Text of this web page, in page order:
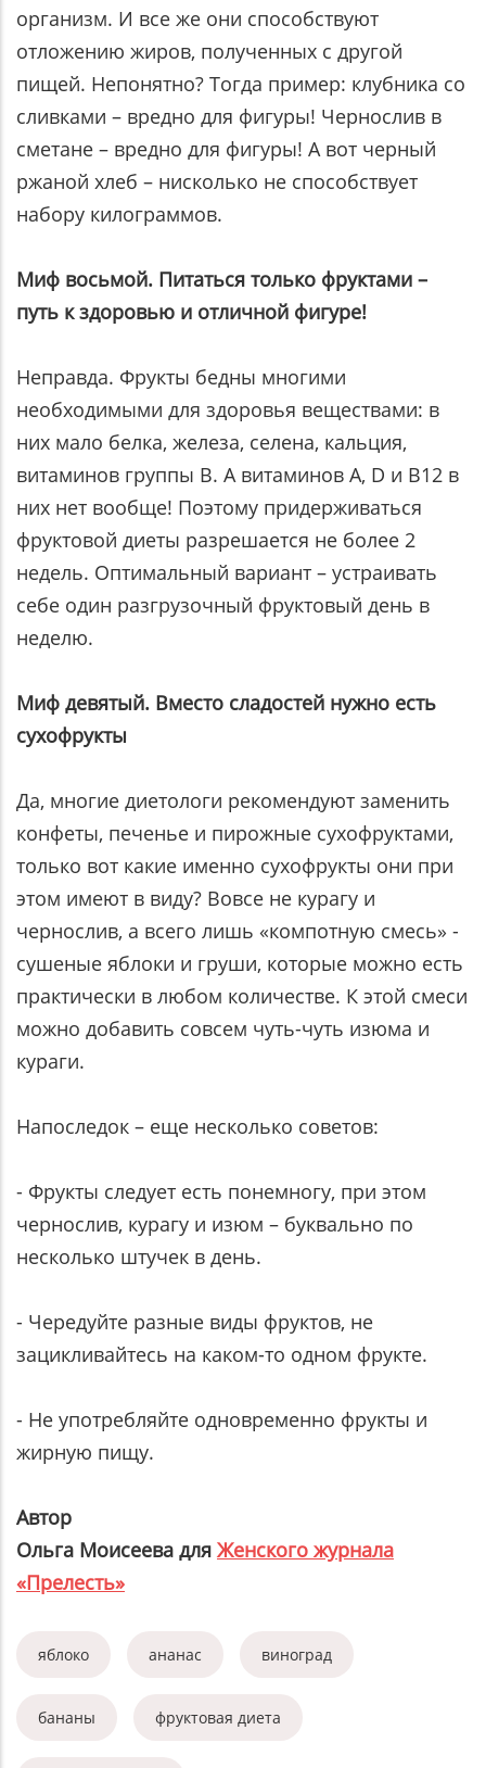
организм. И все же они способствуют
отложению жиров, полученных с другой
пищей. Непонятно? Тогда пример: клубника со
сливками – вредно для фигуры! Чернослив в
сметане – вредно для фигуры! А вот черный
ржаной хлеб – нисколько не способствует
набору килограммов.
Миф восьмой. Питаться только фруктами –
путь к здоровью и отличной фигуре!
Неправда. Фрукты бедны многими
необходимыми для здоровья веществами: в
них мало белка, железа, селена, кальция,
витаминов группы В. А витаминов А, D и В12 в
них нет вообще! Поэтому придерживаться
фруктовой диеты разрешается не более 2
недель. Оптимальный вариант – устраивать
себе один разгрузочный фруктовый день в
неделю.
Миф девятый. Вместо сладостей нужно есть
сухофрукты
Да, многие диетологи рекомендуют заменить
конфеты, печенье и пирожные сухофруктами,
только вот какие именно сухофрукты они при
этом имеют в виду? Вовсе не курагу и
чернослив, а всего лишь «компотную смесь» -
сушеные яблоки и груши, которые можно есть
практически в любом количестве. К этой смеси
можно добавить совсем чуть-чуть изюма и
кураги.
Напоследок – еще несколько советов:
- Фрукты следует есть понемногу, при этом
чернослив, курагу и изюм – буквально по
несколько штучек в день.
- Чередуйте разные виды фруктов, не
зацикливайтесь на каком-то одном фрукте.
- Не употребляйте одновременно фрукты и
жирную пищу.
Автор
Ольга Моисеева для Женского журнала
«Прелесть»
яблоко ананас виноград
бананы фруктовая диета